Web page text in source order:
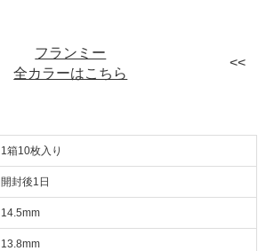
フランミー
全カラーはこちら
1箱10枚入り
開封後1日
14.5mm
13.8mm